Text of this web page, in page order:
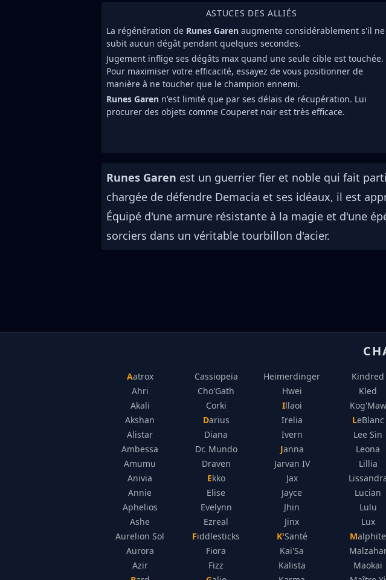
ASTUCES DES ALLIÉS
La régénération de Runes Garen augmente considérablement s'il ne
subit aucun dégât pendant quelques secondes.
Jugement inflige ses dégâts max quand une seule cible est touchée.
Pour maximiser votre efficacité, essayez de vous positionner de
manière à ne toucher que le champion ennemi.
Runes Garen n'est limité que par ses délais de récupération. Lui
procurer des objets comme Couperet noir est très efficace.
Runes Garen est un guerrier fier et noble qui fait
chargée de défendre Demacia et ses idéaux, il est
Équipé d'une armure résistante à la magie et d'une
sorciers dans un véritable tourbillon d'acier.
Aatrox
Ahri
Akali
Akshan
Alistar
Ambessa
Amumu
Anivia
Annie
Aphelios
Ashe
Aurelion Sol
Aurora
Azir
Cassiopeia
Cho'Gath
Corki
Darius
Diana
Dr. Mundo
Draven
Ekko
Elise
Evelynn
Ezreal
Fiddlesticks
Fiora
Fizz
Heimerdinger
Hwei
Illaoi
Irelia
Ivern
Janna
Jarvan IV
Jax
Jayce
Jhin
Jinx
K'Santé
Kai'Sa
Kalista
Kindred
Kled
Kog'Maw
LeBlanc
Lee Sin
Leona
Lillia
Lucian
Lulu
Lux
Malphite
Maokai